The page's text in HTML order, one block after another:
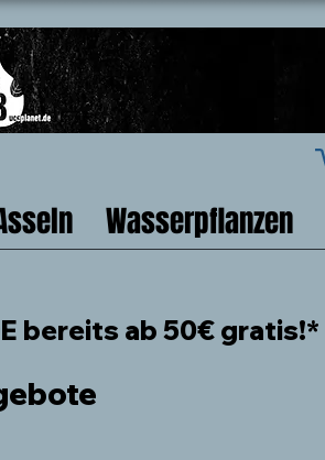
Wasserpflanzen
bereits ab 50€ gratis!*